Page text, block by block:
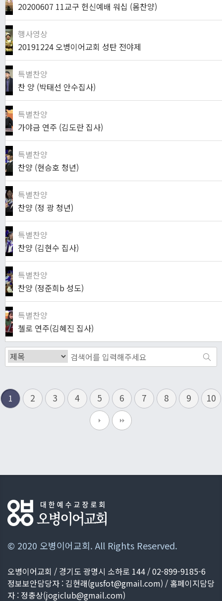
20200607 11교구 헌신예배 워십 (몸찬양)
행사영상
20191224 오병이어교회 성탄 전야제
특별찬양
찬 양 (박태선 안수집사)
특별찬양
가야금 연주 (김도란 집사)
특별찬양
찬양 (현승호 청년)
특별찬양
찬양 (정 광 청년)
특별찬양
찬양 (김현수 집사)
특별찬양
찬양 (정준희b 성도)
특별찬양
첼로 연주(김혜진 집사)
1 2 3 4 5 6 7 8 9 10
© 2020 오병이어교회. All Rights Reserved.
오병이어교회 / 경기도 광명시 소하로 144 / 02-899-9185-6
정보보안담당자 : 김현래(gusfot@gmail.com) / 홈페이지담당
자 : 정충상(jogiclub@gmail.com)